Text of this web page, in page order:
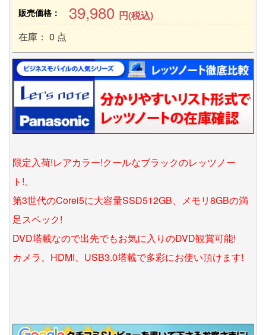
販売価格： 39,980 円(税込)
在庫： 0 点
限定入荷!レアカラー!クールなブラックのレッツノー
ト!。
第3世代のCorei5に大容量SSD512GB、メモリ8GBの満
足スペック!
DVD塔載なので出先でもお気に入りのDVD観賞可能!
カメラ、HDMI、USB3.0塔載で多彩にお使い頂けます!